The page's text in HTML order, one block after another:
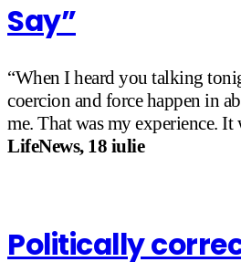
Say”
“When I heard you talking
coercion and force happen in
me. That was my experience. It
LifeNews, 18 iulie
Politically